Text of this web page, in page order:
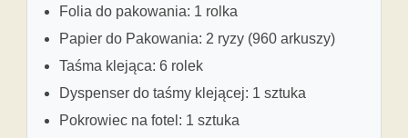
Folia do pakowania: 1 rolka
Papier do Pakowania: 2 ryzy (960 arkuszy)
Taśma klejąca: 6 rolek
Dyspenser do taśmy klejącej: 1 sztuka
Pokrowiec na fotel: 1 sztuka